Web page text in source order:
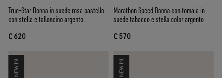
True-Star Donna in suede rosa pastello
con stella e talloncino argento
€ 620
Marathon Speed Donna con tomaia in
suede tabacco e stella color argento
€ 570
NEW IN NEW IN